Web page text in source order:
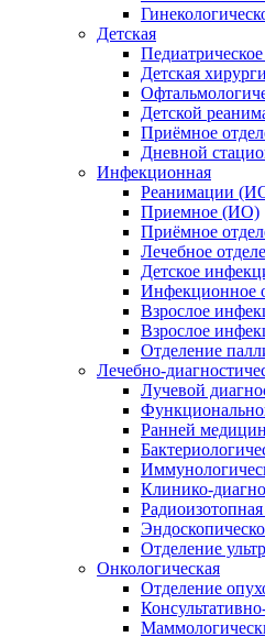
Детская
Детская
Детской
Приёмное
Дневной
Инфекционная
Реанимации
Приемное (ИО)
Приёмное
Лечебное
Детское
Инфекционное
Взрослое
Взрослое
Отделение
Лечебно-
Лучевой
Ранней
Клинико-
Отделение
Онкологическая
Отделение